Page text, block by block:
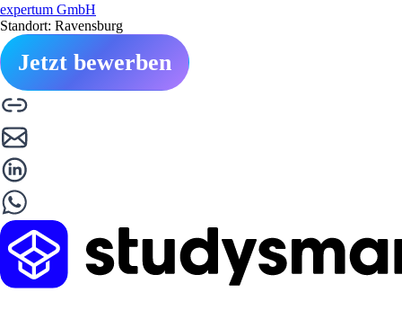
expertum GmbH
Standort: Ravensburg
Jetzt bewerben